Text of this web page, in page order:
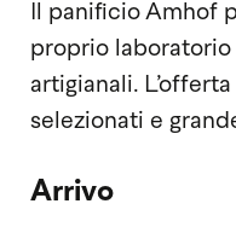
Il panificio Amhof
proprio
artigianali.
selezionati e
Arrivo